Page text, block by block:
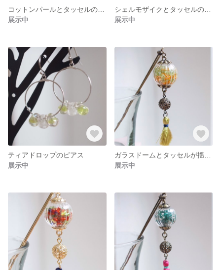
展示中
展示中
ティアドロップのピアス
展示中
展示中